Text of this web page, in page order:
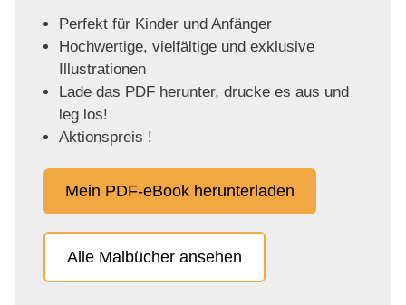
Perfekt für Kinder und Anfänger
Hochwertige, vielfältige und exklusive
Illustrationen
Lade das PDF herunter, drucke es aus und
leg los!
Aktionspreis !
Mein PDF-eBook herunterladen
Alle Malbücher ansehen